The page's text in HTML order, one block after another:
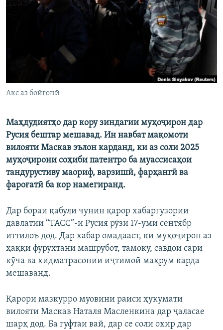
ГУЗОРИШҲОИ РАДИОӢ
Акс аз бойгонӣ
Маҳдудиятҳо дар кору зиндагии муҳоҷирон дар
Русия бештар мешавад. Ин навбат мақомоти
вилояти Маскав эълон карданд, ки аз соли 2025
муҳоҷирони соҳиби патентро ба муассисаҳои
тандурустиву маориф, варзишӣ, фарҳангӣ ва
фароғатӣ ба кор намегиранд.
Дар бораи қабули чунин қарор хабаргузории
давлатии “ТАСС”-и Русия рӯзи 17-уми сентябр
иттилоъ дод. Дар хабар омадааст, ки муҳоҷирон аз
ҳаққи фурӯхтани машрубот, тамоку, савдои сари
кӯча ва хидматрасонии иҷтимоӣ маҳрум карда
мешаванд.
Қарори мазкурро муовини раиси ҳукумати
вилояти Маскав Наталя Масленкина дар ҷаласае
шарҳ дод. Ба гуфтаи вай, дар се соли охир дар